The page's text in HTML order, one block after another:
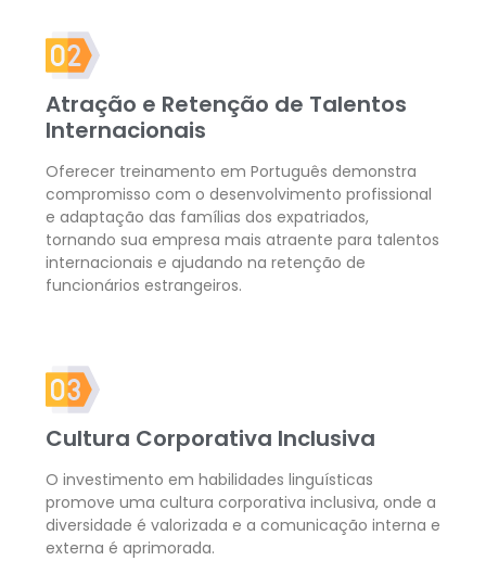
Atração e Retenção de Talentos
Internacionais
Oferecer treinamento em Português demonstra
compromisso com o desenvolvimento profissional
e adaptação das famílias dos expatriados,
tornando sua empresa mais atraente para talentos
internacionais e ajudando na retenção de
funcionários estrangeiros.
Cultura Corporativa Inclusiva
O investimento em habilidades linguísticas
promove uma cultura corporativa inclusiva, onde a
diversidade é valorizada e a comunicação interna e
externa é aprimorada.